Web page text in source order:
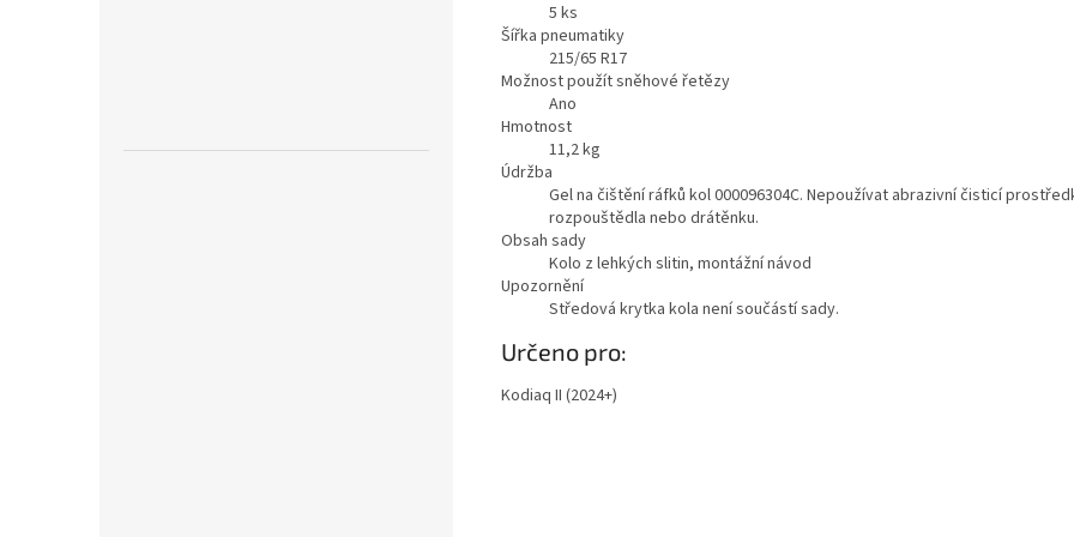
5 ks
Šířka pneumatiky
215/65 R17
Možnost použít sněhové řetězy
Ano
Hmotnost
11,2kg
Údržba
Gel na čištění ráfků kol 000096304C. Nepoužívat abrazivní čisticí
rozpouštědla nebo drátěnku.
Obsah sady
Kolo z lehkých slitin, montážní návod
Upozornění
Středová krytka kola není součástí sady.
méně
Určeno pro:
Kodiaq II (2024+)